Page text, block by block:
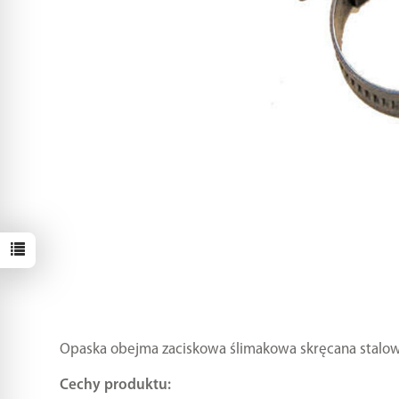
Opaska obejma zaciskowa ślimakowa skręcana
Cechy produktu: